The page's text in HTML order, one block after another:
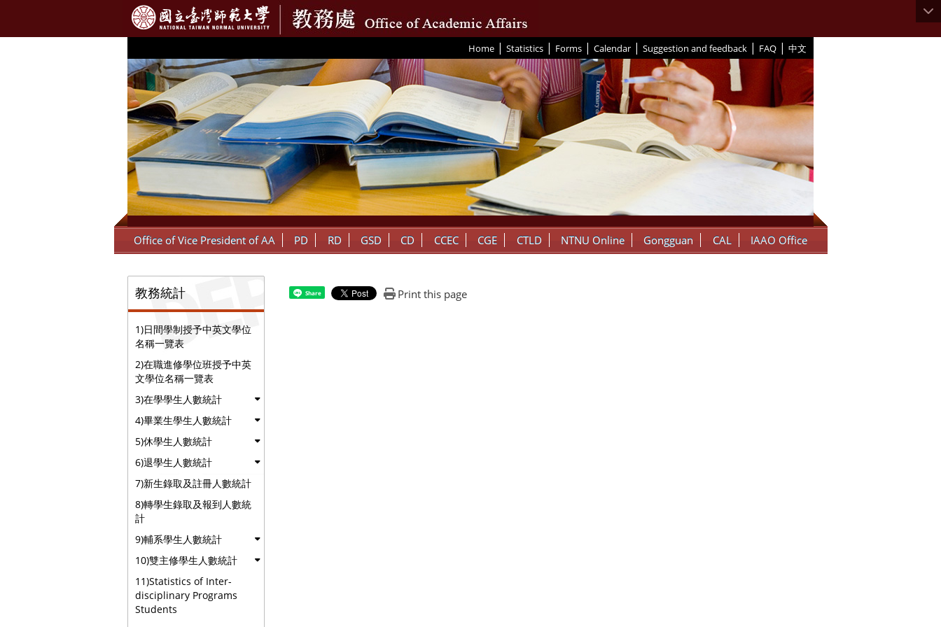
Home | Statistics | Forms | Calendar | Suggestion and feedback | FAQ | 中文
::: Office of Vice President of AA PD RD GSD CD CCEC CGE CTLD NTNU Online Gongguan CAL IAAO Office
教務統計
1)日間學制授予中英文學位
名稱一覽表
2)在職進修學位班授予中英
文學位名稱一覽表
3)在學學生人數統計
4)畢業生學生人數統計
5)休學生人數統計
6)退學生人數統計
7)新生錄取及註冊人數統計
8)轉學生錄取及報到人數統
計
9)輔系學生人數統計
10)雙主修學生人數統計
11)Statistics of Inter-
disciplinary Programs
Students
Share Print this page